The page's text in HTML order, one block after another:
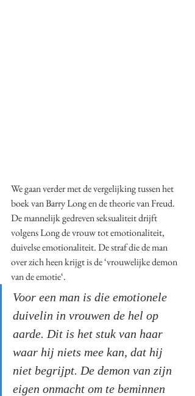
We gaan verder met de vergelijking tussen het
boek van Barry Long en de theorie van Freud.
De mannelijk gedreven seksualiteit drijft
volgens Long de vrouw tot emotionaliteit,
duivelse emotionaliteit. De straf die de man
over zich heen krijgt is de ‘vrouwelijke demon
van de emotie‘.
Voor een man is die emotionele
duivelin in vrouwen de hel op
aarde. Dit is het stuk van haar
waar hij niets mee kan, dat hij
niet begrijpt. De demon van zijn
eigen onmacht om te beminnen